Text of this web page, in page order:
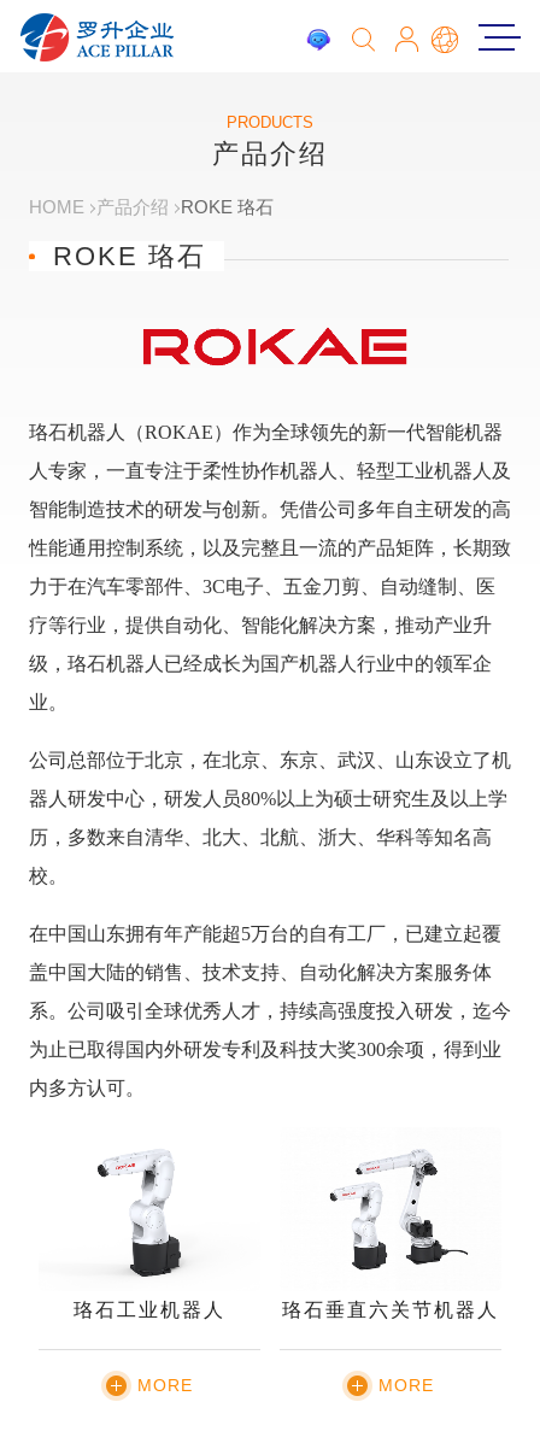
PRODUCTS
产品介绍
HOME 产品介绍 ROKE 珞石
ROKE 珞石
珞石机器人（ROKAE）作为全球领先的新一代智能机器
人专家，一直专注于柔性协作机器人、轻型工业机器人及
智能制造技术的研发与创新。凭借公司多年自主研发的高
性能通用控制系统，以及完整且一流的产品矩阵，长期致
力于在汽车零部件、3C电子、五金刀剪、自动缝制、医
疗等行业，提供自动化、智能化解决方案，推动产业升
级，珞石机器人已经成长为国产机器人行业中的领军企
业。
公司总部位于北京，在北京、东京、武汉、山东设立了机
器人研发中心，研发人员80%以上为硕士研究生及以上学
历，多数来自清华、北大、北航、浙大、华科等知名高
校。
在中国山东拥有年产能超5万台的自有工厂，已建立起覆
盖中国大陆的销售、技术支持、自动化解决方案服务体
系。公司吸引全球优秀人才，持续高强度投入研发，迄今
为止已取得国内外研发专利及科技大奖300余项，得到业
内多方认可。
珞石工业机器人
MORE
珞石垂直六关节机器人
MORE